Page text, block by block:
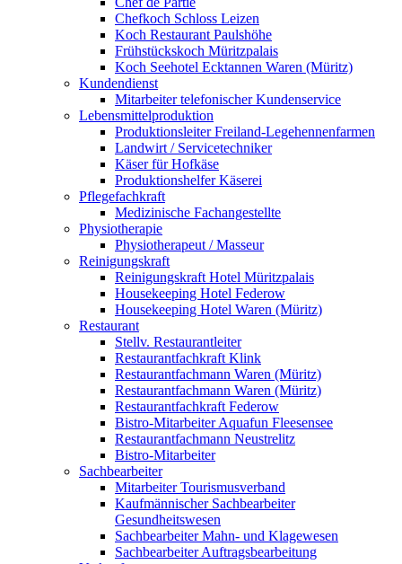
Chefkoch Schloss Leizen
Koch Restaurant Paulshöhe
Frühstückskoch Müritzpalais
Koch Seehotel Ecktannen Waren (Müritz)
Kundendienst
Mitarbeiter telefonischer Kundenservice
Lebensmittelproduktion
Produktionsleiter Freiland-Legehennenfarmen
Landwirt / Servicetechniker
Käser für Hofkäse
Produktionshelfer Käserei
Pflegefachkraft
Medizinische Fachangestellte
Physiotherapie
Physiotherapeut / Masseur
Reinigungskraft
Reinigungskraft Hotel Müritzpalais
Housekeeping Hotel Federow
Housekeeping Hotel Waren (Müritz)
Restaurant
Stellv. Restaurantleiter
Restaurantfachkraft Klink
Restaurantfachmann Waren (Müritz)
Restaurantfachmann Waren (Müritz)
Restaurantfachkraft Federow
Bistro-Mitarbeiter Aquafun Fleesensee
Restaurantfachmann Neustrelitz
Bistro-Mitarbeiter
Sachbearbeiter
Mitarbeiter Tourismusverband
Kaufmännischer Sachbearbeiter
Gesundheitswesen
Sachbearbeiter Mahn- und Klagewesen
Sachbearbeiter Auftragsbearbeitung